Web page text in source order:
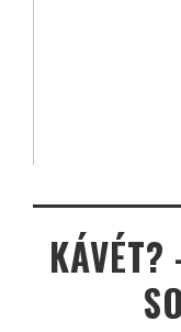
KÁVÉT?